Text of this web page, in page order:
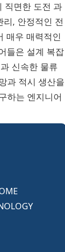
직면한 도전 과
, 안정적인 전
매우 매력적인
들은 설계 복잡
신속한 물류
과 적시 생산을
하는 엔지니어